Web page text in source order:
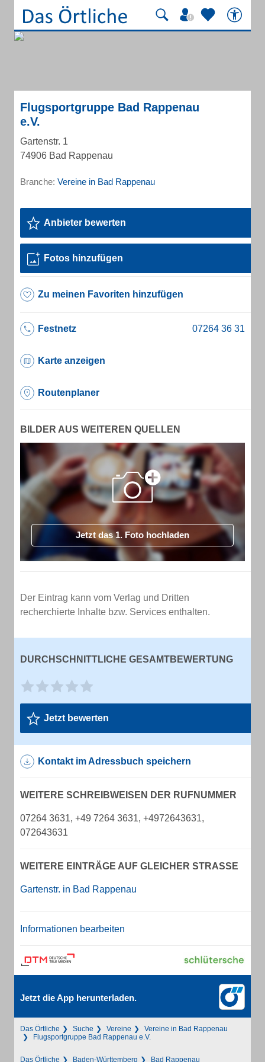
Flugsportgruppe Bad Rappenau
e.V.
Gartenstr. 1
74906 Bad Rappenau
Branche: Vereine in Bad Rappenau
Anbieter bewerten
Fotos hinzufügen
Zu meinen Favoriten hinzufügen
Festnetz
Karte anzeigen
Routenplaner
BILDER AUS WEITEREN QUELLEN
Jetzt das 1. Foto hochladen
Der Eintrag kann vom Verlag und Dritten
recherchierte Inhalte bzw. Services enthalten.
DURCHSCHNITTLICHE GESAMTBEWERTUNG
Jetzt bewerten
Kontakt im Adressbuch speichern
WEITERE SCHREIBWEISEN DER RUFNUMMER
07264 3631, +49 7264 3631, +4972643631,
072643631
WEITERE EINTRÄGE AUF GLEICHER STRASSE
Gartenstr. in Bad Rappenau
Informationen bearbeiten
Jetzt die App herunterladen.
Das Örtliche Suche Vereine
Vereine in Bad Rappenau
Flugsportgruppe Bad Rappenau e.V.
Das Örtliche Baden-Württemberg Bad Rappenau